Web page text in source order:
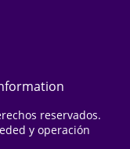
reservados.
y operación